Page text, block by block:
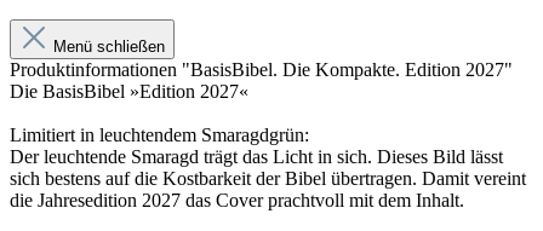
Menü schließen
Produktinformationen "BasisBibel. Die Kompakte. Edition 2027"
Die BasisBibel »Edition 2027«
Limitiert in leuchtendem Smaragdgrün:
Der leuchtende Smaragd trägt das Licht in sich. Dieses Bild lässt
sich bestens auf die Kostbarkeit der Bibel übertragen. Damit vereint
die Jahresedition 2027 das Cover prachtvoll mit dem Inhalt.